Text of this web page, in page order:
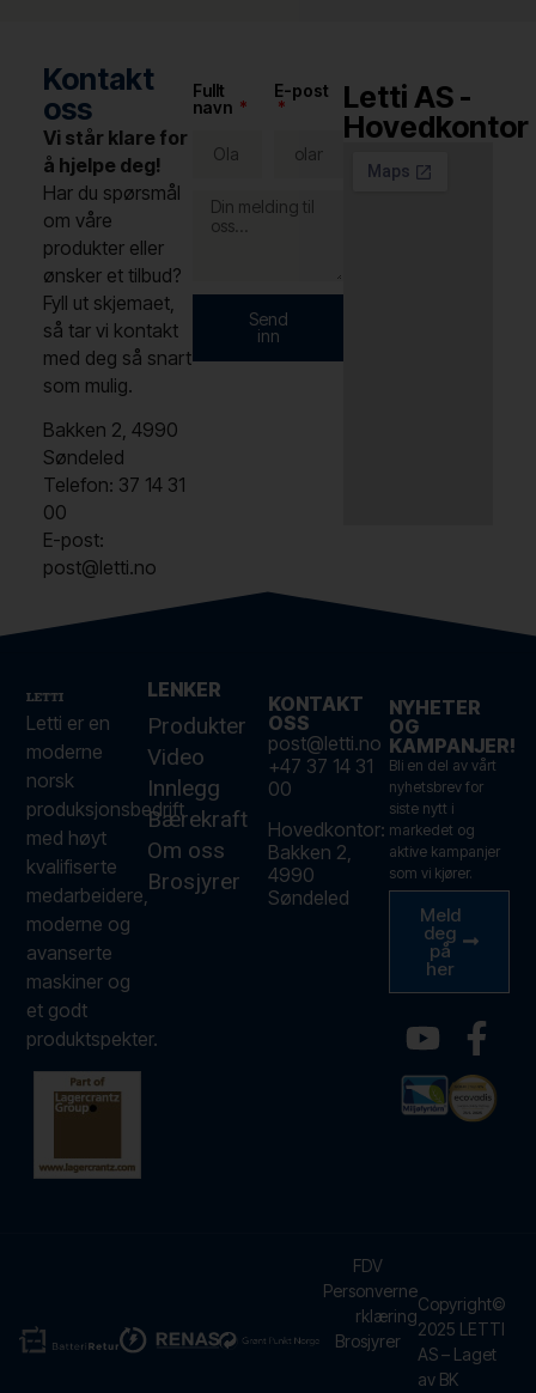
Kontakt
oss
Vi står klare for
å hjelpe deg!
Har du spørsmål
om våre
produkter eller
ønsker et tilbud?
Fyll ut skjemaet,
så tar vi kontakt
med deg så snart
som mulig.
Bakken 2, 4990
Søndeled
Telefon: 37 14 31
00
E-post:
post@letti.no
Fullt
navn
E-post
Send
inn
Letti AS -
Hovedkontor
Letti er en
moderne
norsk
produksjonsbedrift
med høyt
kvalifiserte
medarbeidere,
moderne og
avanserte
maskiner og
et godt
produktspekter.
LENKER
Produkter
Video
Innlegg
Bærekraft
Om oss
Brosjyrer
KONTAKT
OSS
post@letti.no
+47 37 14 31
00
Hovedkontor:
Bakken 2,
4990
Søndeled
NYHETER
OG
KAMPANJER!
Bli en del av vårt
nyhetsbrev for
siste nytt i
markedet og
aktive kampanjer
som vi kjører.
Meld
deg
på
her
Copyright©
2025 LETTI
AS – Laget
av BK
FDV
Personverne
rklæring
Brosjyrer